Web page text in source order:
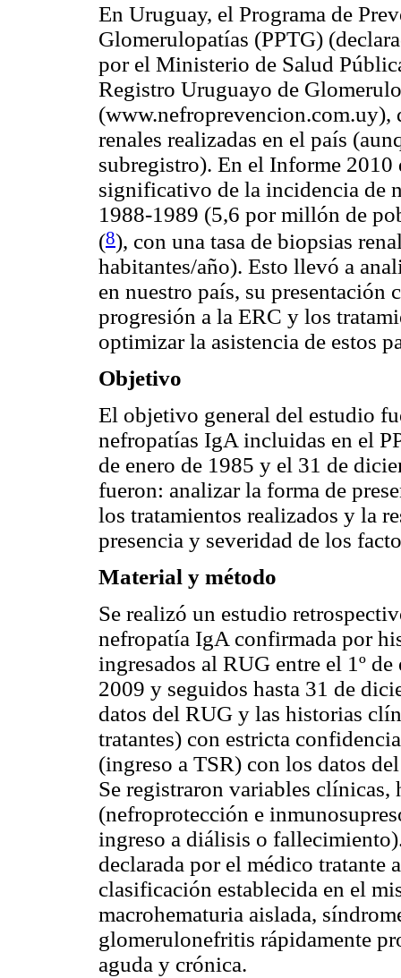
En Uruguay, el Programa de
Glomerulopatías (PPTG)
por el Ministerio de Salud
Registro Uruguayo de
(www.nefroprevencion.com.uy),
renales realizadas en el país
subregistro). En el Informe 2010
significativo de la incidencia de
1988-1989 (5,6 por millón de
(8), con una tasa de biopsias
habitantes/año). Esto llevó a
en nuestro país, su presentación
progresión a la ERC y los
optimizar la asistencia de estos
Objetivo
El objetivo general del estudio
nefropatías IgA incluidas en el
de enero de 1985 y el 31 de
fueron: analizar la forma de
los tratamientos realizados y la
presencia y severidad de los
Material y método
Se realizó un estudio
nefropatía IgA confirmada por
ingresados al RUG entre el 1º
2009 y seguidos hasta 31 de
datos del RUG y las historias
tratantes) con estricta
(ingreso a TSR) con los datos
Se registraron variables
(nefroprotección e
ingreso a diálisis o
declarada por el médico tratante
clasificación establecida en el
macrohematuria aislada,
glomerulonefritis rápidamente
aguda y crónica.